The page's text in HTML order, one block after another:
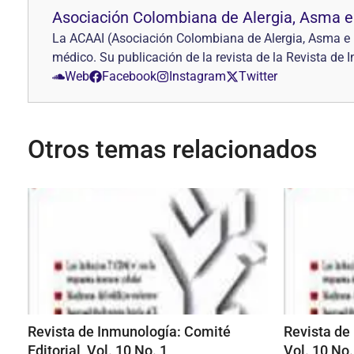
Asociación Colombiana de Alergia, Asma
La ACAAI (Asociación Colombiana de Alergia,
médico. Su publicación de la revista de la Revista de
Web
Facebook Instagram Twitter
Otros temas relacionados
Revista de Inmunología: Comité
Editorial, Vol. 10 No. 1
Revista
Vol. 10